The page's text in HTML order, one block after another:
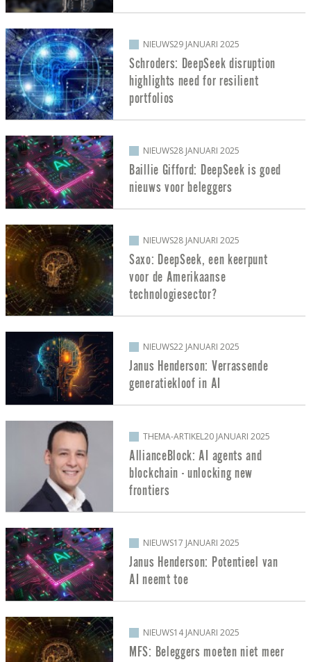
NIEUWS29 JANUARI 2025
Schroders: DeepSeek disruption
highlights need for resilient
portfolios
NIEUWS28 JANUARI 2025
Baillie Gifford: DeepSeek is goed
nieuws voor beleggers
NIEUWS28 JANUARI 2025
Saxo: DeepSeek, een keerpunt
voor de Amerikaanse
technologiesector?
NIEUWS22 JANUARI 2025
Janus Henderson: Verrassende
generatiekloof in AI
THEMA-ARTIKEL20 JANUARI 2025
AllianceBlock: AI agents and
blockchain - unlocking new
frontiers
NIEUWS17 JANUARI 2025
Janus Henderson: Potentieel van
AI neemt toe
NIEUWS14 JANUARI 2025
MFS: Beleggers moeten niet meer